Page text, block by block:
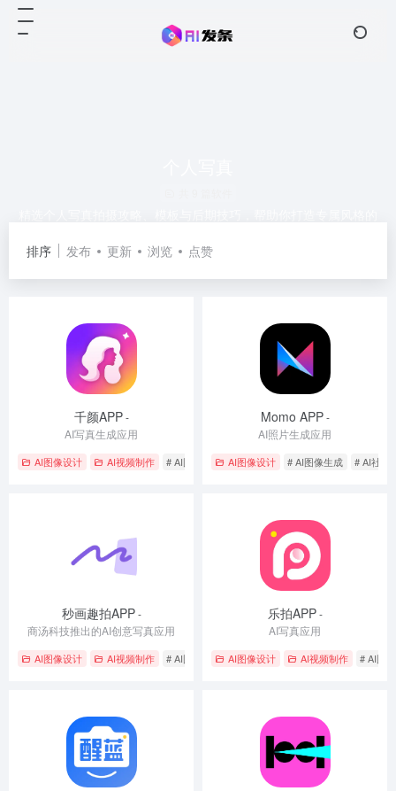
排序
发布 更新 浏览 点赞
千颜APP-
AI写真生成应用
AI图像设计 AI视频制作 # AI图像生成 # AI换装 # 个人写真
Momo APP-
AI照片生成应用
AI图像设计 # AI图像生成 # AI社交
秒画趣拍APP-
商汤科技推出的AI创意写真应用
AI图像设计 AI视频制作 # AI图像生成 # AI相机 # 个人写真
乐拍APP-
AI写真应用
AI图像设计 AI视频制作 # AI图